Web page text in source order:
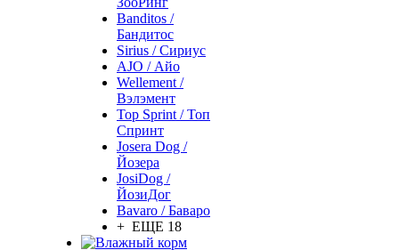
Banditos /
Бандитос
Sirius / Сириус
AJO / Айо
Wellement /
Вэлэмент
Top Sprint / Топ
Спринт
Josera Dog /
Йозера
JosiDog /
ЙозиДог
Bavaro / Баваро
+ ЕЩЕ 18